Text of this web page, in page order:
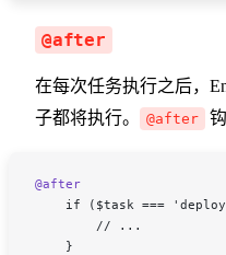
@after
在每次任务执行之后，
子都将执行。
@after
@after
if ($task ===
        // ...
    }